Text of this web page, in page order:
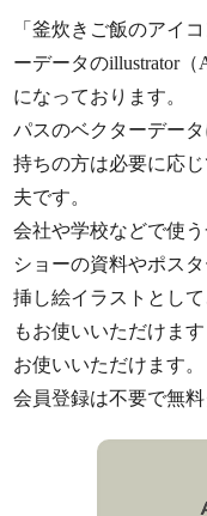
「釜炊きご飯のアイ
ーデータのillustrator
になっております。
パスのベクターデー
持ちの方は必要に応
夫です。
会社や学校などで使
ショーの資料やポス
挿し絵イラストとし
もお使いいただけま
お使いいただけます。
会員登録は不要で無